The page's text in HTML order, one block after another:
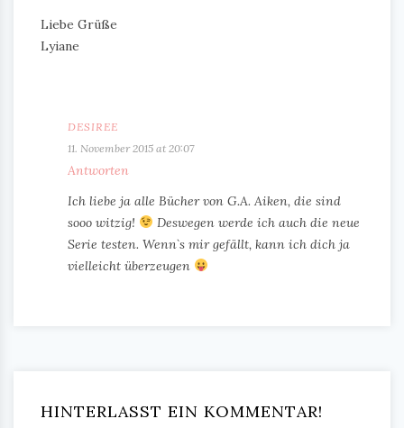
Liebe Grüße
Lyiane
DESIREE
11. November 2015 at 20:07
Antworten
Ich liebe ja alle Bücher von G.A. Aiken, die sind
sooo witzig!
Deswegen werde ich auch die neue
Serie testen. Wenn`s mir gefällt, kann ich dich ja
vielleicht überzeugen
HINTERLASST EIN KOMMENTAR!